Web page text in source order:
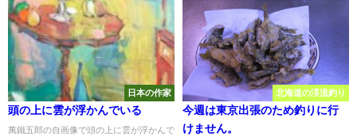
日本の作家
頭の上に雲が浮かんでいる
萬鐵五郎の自画像で頭の上に雲が浮かんで
北海道の渓流釣り
今週は東京出張のため釣りに行
けません。